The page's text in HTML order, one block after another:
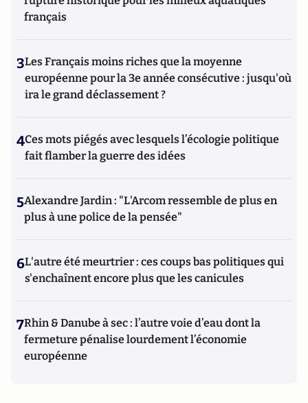
français
3Les Français moins riches que la moyenne
européenne pour la 3e année consécutive : jusqu'où
ira le grand déclassement ?
4Ces mots piégés avec lesquels l’écologie politique
fait flamber la guerre des idées
5Alexandre Jardin : "L'Arcom ressemble de plus en
plus à une police de la pensée"
6L'autre été meurtrier : ces coups bas politiques qui
s'enchaînent encore plus que les canicules
7Rhin & Danube à sec : l’autre voie d’eau dont la
fermeture pénalise lourdement l’économie
européenne